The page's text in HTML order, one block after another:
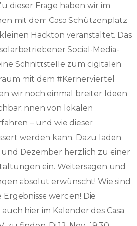
dieser Frage haben wir im
mit dem Casa Schützenplatz
Hackton veranstaltet. Das
Social-Media-
Schnittstelle zum digitalen
mit dem #Kernerviertel
wir noch einmal breiter Ideen
von lokalen
– und wie dieser
werden kann. Dazu laden
Dezember herzlich zu einer
ein. Weitersagen und
absolut erwünscht! Wie sind
Ergebnisse werden! Die
hier im Kalender des Casa